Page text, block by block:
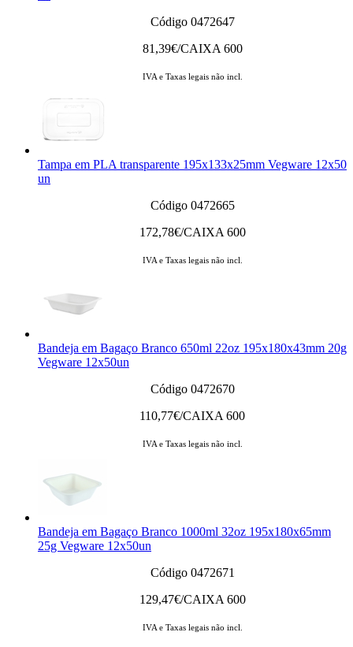
Código 0472647
81,39€/CAIXA 600
IVA e Taxas legais não incl.
Tampa em PLA transparente 195x133x25mm Vegware 12x50
un
Código 0472665
172,78€/CAIXA 600
IVA e Taxas legais não incl.
Bandeja em Bagaço Branco 650ml 22oz 195x180x43mm 20g
Vegware 12x50un
Código 0472670
110,77€/CAIXA 600
IVA e Taxas legais não incl.
Bandeja em Bagaço Branco 1000ml 32oz 195x180x65mm
25g Vegware 12x50un
Código 0472671
129,47€/CAIXA 600
IVA e Taxas legais não incl.